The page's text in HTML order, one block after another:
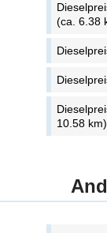
(ca. 6.38
10.58 km)